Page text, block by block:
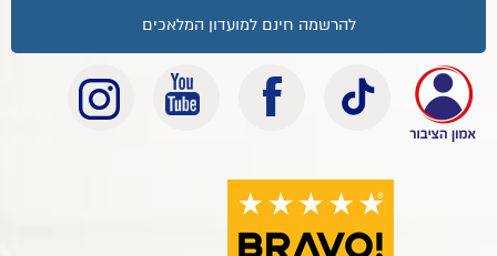
להרשמה חינם למועדון המלאכים